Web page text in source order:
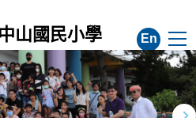
山國民小學 En